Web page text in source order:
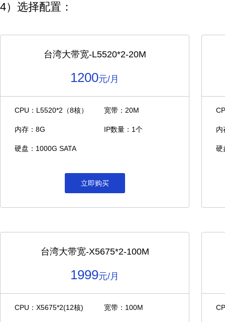
4）选择配置：
台湾大带宽-L5520*2-20M
1200元/月
CPU：L5520*2（8核）
内存：8G
硬盘：1000G SATA
宽带：20M
IP数量：1个
立即购买
内
硬
台湾大带宽-X5675*2-100M
1999元/月
CPU：X5675*2(12核) 宽带：100M